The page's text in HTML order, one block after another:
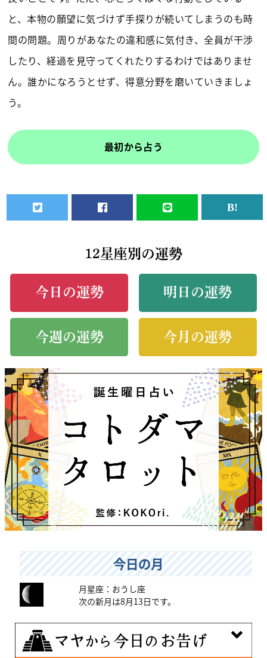
と、本物の願望に気づけず手探りが続いてしまうのも時
間の問題。周りがあなたの違和感に気付き、全員が干渉
したり、経過を見守ってくれたりするわけではありませ
ん。誰かになろうとせず、得意分野を磨いていきましょ
う。
最初から占う
12星座別の運勢
今日の運勢 明日の運勢
今週の運勢 今月の運勢
今日の月
月星座：おうし座
次の新月は8月13日です。